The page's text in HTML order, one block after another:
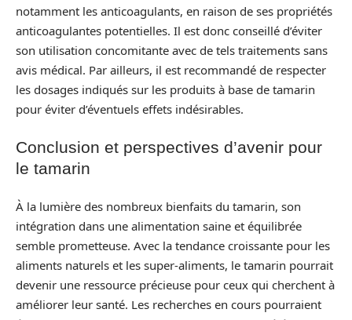
notamment les anticoagulants, en raison de ses propriétés
anticoagulantes potentielles. Il est donc conseillé d’éviter
son utilisation concomitante avec de tels traitements sans
avis médical. Par ailleurs, il est recommandé de respecter
les dosages indiqués sur les produits à base de tamarin
pour éviter d’éventuels effets indésirables.
Conclusion et perspectives d’avenir pour
le tamarin
À la lumière des nombreux bienfaits du tamarin, son
intégration dans une alimentation saine et équilibrée
semble prometteuse. Avec la tendance croissante pour les
aliments naturels et les super-aliments, le tamarin pourrait
devenir une ressource précieuse pour ceux qui cherchent à
améliorer leur santé. Les recherches en cours pourraient